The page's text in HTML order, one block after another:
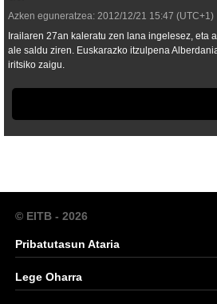
Azken eguneratzea: 2012/12/21 15:47 (UTC+1)
Irailaren 27an kaleratu zen lana ingelesez, eta
ale saldu ziren. Euskarazko itzulpena
iritsiko zaigu.
© EITB - 2026
Pribatutasun Ataria
Lege Oharra